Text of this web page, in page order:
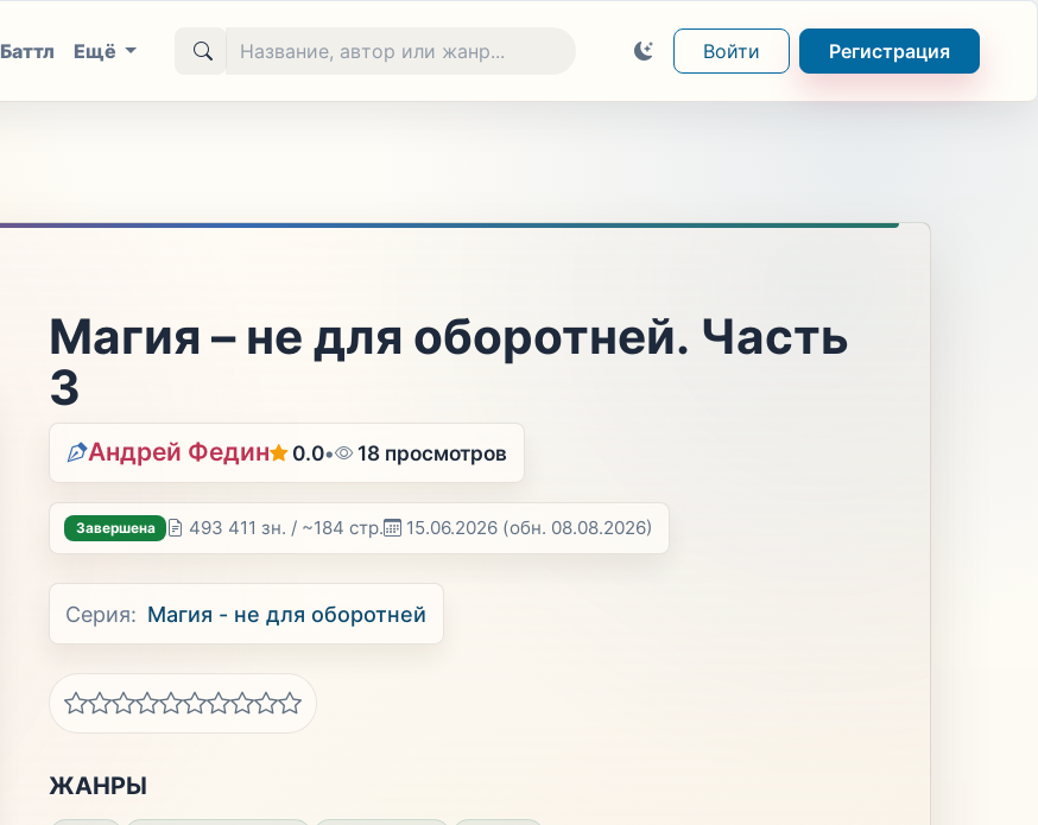
Баттл Ещё Войти Регистрация
Магия – не для оборотней. Часть
3
Андрей Федин 0.0• 18 просмотров
Завершена 493 411 зн. / ~184 стр. 15.06.2026 (обн. 08.08.2026)
Серия: Магия - не для оборотней
ЖАНРЫ